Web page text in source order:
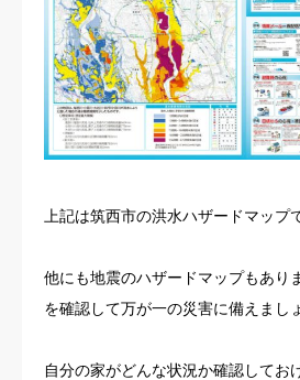
上記は筑西市の洪水ハザードマップ
他にも地震のハザードマップもあり
を確認して万が一の災害に備えまし
自分の家がどんな状況か確認してお